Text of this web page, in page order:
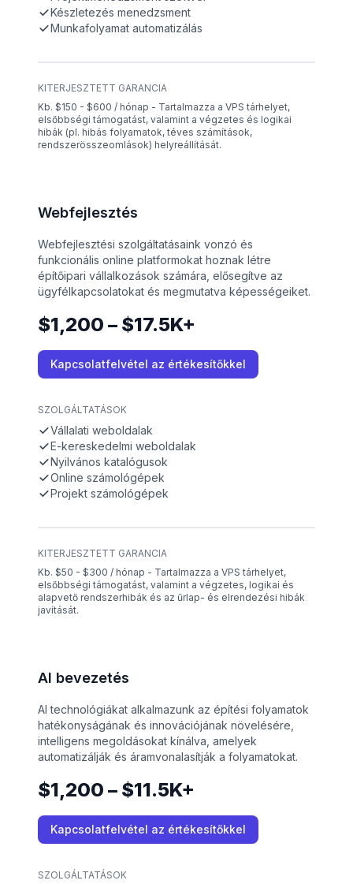
Készletezés menedzsment
Munkafolyamat automatizálás
KITERJESZTETT GARANCIA
Kb. $150 - $600 / hónap - Tartalmazza a VPS tárhelyet,
elsőbbségi támogatást, valamint a végzetes és logikai
hibák (pl. hibás folyamatok, téves számítások,
rendszerösszeomlások) helyreállítását.
Webfejlesztés
Webfejlesztési szolgáltatásaink vonzó és
funkcionális online platformokat hoznak létre
építőipari vállalkozások számára, elősegítve az
ügyfélkapcsolatokat és megmutatva képességeiket.
$1,200 – $17.5K+
Kapcsolatfelvétel az értékesítőkkel
SZOLGÁLTATÁSOK
Vállalati weboldalak
E-kereskedelmi weboldalak
Nyilvános katalógusok
Online számológépek
Projekt számológépek
KITERJESZTETT GARANCIA
Kb. $50 - $300 / hónap - Tartalmazza a VPS tárhelyet,
elsőbbségi támogatást, valamint a végzetes, logikai és
alapvető rendszerhibák és az űrlap- és elrendezési hibák
javítását.
AI bevezetés
AI technológiákat alkalmazunk az építési folyamatok
hatékonyságának és innovációjának növelésére,
intelligens megoldásokat kínálva, amelyek
automatizálják és áramvonalasítják a folyamatokat.
$1,200 – $11.5K+
Kapcsolatfelvétel az értékesítőkkel
SZOLGÁLTATÁSOK